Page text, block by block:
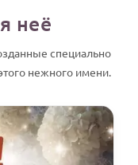
неё
специально
нежного имени.